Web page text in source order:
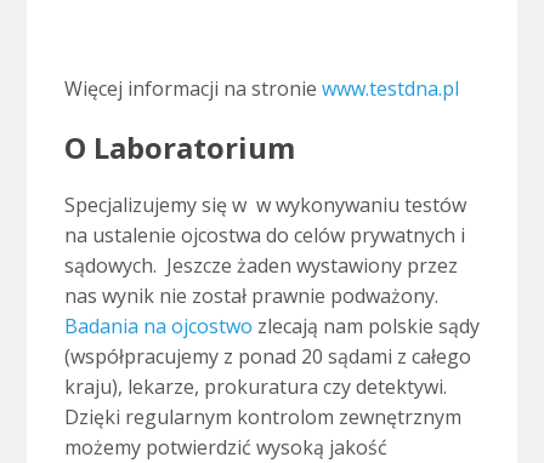
Więcej informacji na stronie www.testdna.pl
O Laboratorium
Specjalizujemy się w w wykonywaniu testów
na ustalenie ojcostwa do celów prywatnych i
sądowych. Jeszcze żaden wystawiony przez
nas wynik nie został prawnie podważony.
Badania na ojcostwo zlecają nam polskie sądy
(współpracujemy z ponad 20 sądami z całego
kraju), lekarze, prokuratura czy detektywi.
Dzięki regularnym kontrolom zewnętrznym
możemy potwierdzić wysoką jakość